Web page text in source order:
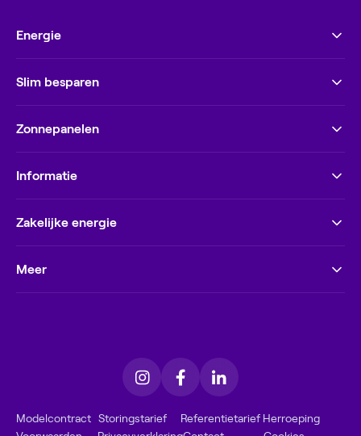
Energie
Slim besparen
Zonnepanelen
Informatie
Zakelijke energie
Meer
Modelcontract Storingstarief Referentietarief Herroeping